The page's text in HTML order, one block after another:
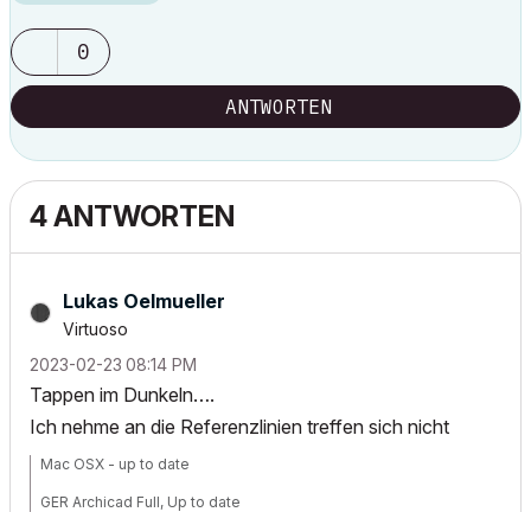
0
ANTWORTEN
4 ANTWORTEN
Lukas Oelmueller
Virtuoso
‎2023-02-23 08:14 PM
Tappen im Dunkeln….
Ich nehme an die Referenzlinien treffen sich nicht
Mac OSX - up to date
GER Archicad Full, Up to date